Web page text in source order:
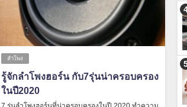
ลำโพง
รู้จักลำโพงฮอร์น กับ7รุ่นน่าครอบครอง
ในปี2020